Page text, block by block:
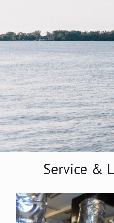
Service &